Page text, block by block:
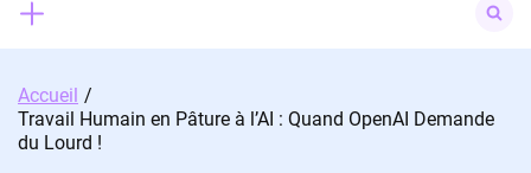
for:
Accueil
Travail Humain en Pâture à l’AI : Quand OpenAI Demande
du Lourd !